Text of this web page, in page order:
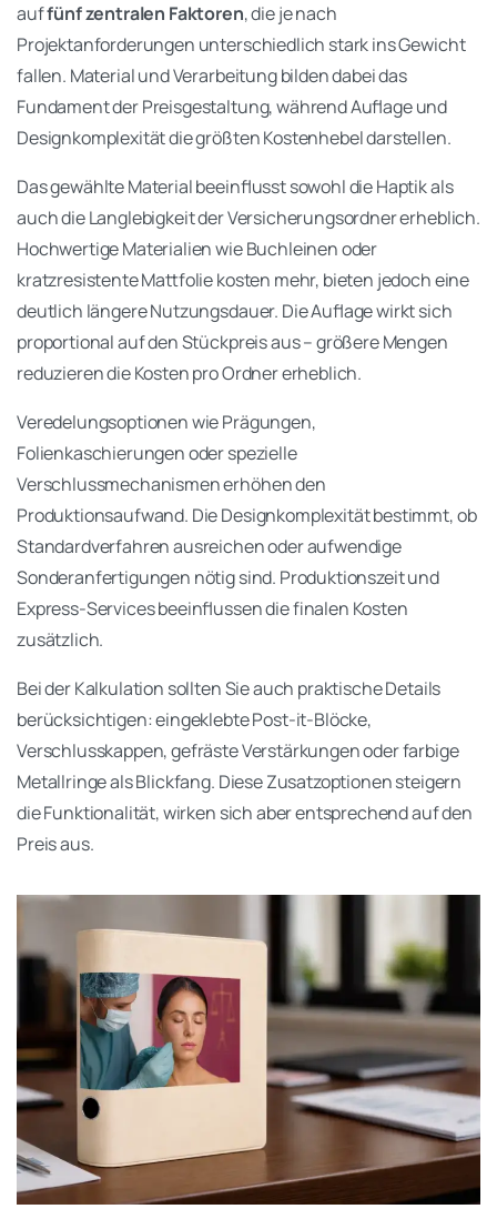
auffünf zentralen Faktoren, die je nach
Projektanforderungen unterschiedlich stark ins Gewicht
fallen. Material und Verarbeitung bilden dabei das
Fundament der Preisgestaltung, während Auflage und
Designkomplexität die größten Kostenhebel darstellen.
Das gewählte Material beeinflusst sowohl die Haptik als
auch die Langlebigkeit der Versicherungsordner erheblich.
Hochwertige Materialien wie Buchleinen oder
kratzresistente Mattfolie kosten mehr, bieten jedoch eine
deutlich längere Nutzungsdauer. Die Auflage wirkt sich
proportional auf den Stückpreis aus – größere Mengen
reduzieren die Kosten pro Ordner erheblich.
Veredelungsoptionen wie Prägungen,
Folienkaschierungen oder spezielle
Verschlussmechanismen erhöhen den
Produktionsaufwand. Die Designkomplexität bestimmt, ob
Standardverfahren ausreichen oder aufwendige
Sonderanfertigungen nötig sind. Produktionszeit und
Express-Services beeinflussen die finalen Kosten
zusätzlich.
Bei der Kalkulation sollten Sie auch praktische Details
berücksichtigen: eingeklebte Post-it-Blöcke,
Verschlusskappen, gefräste Verstärkungen oder farbige
Metallringe als Blickfang. Diese Zusatzoptionen steigern
die Funktionalität, wirken sich aber entsprechend auf den
Preis aus.